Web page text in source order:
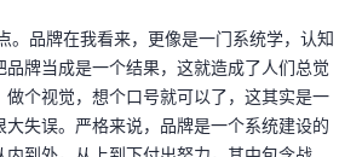
。品牌在我看来，更像是一门系统学，认知
牌当成是一个结果，这就造成了人们总觉
做个视觉，想个口号就可以了，这其实是一
失误。严格来说，品牌是一个系统建设的